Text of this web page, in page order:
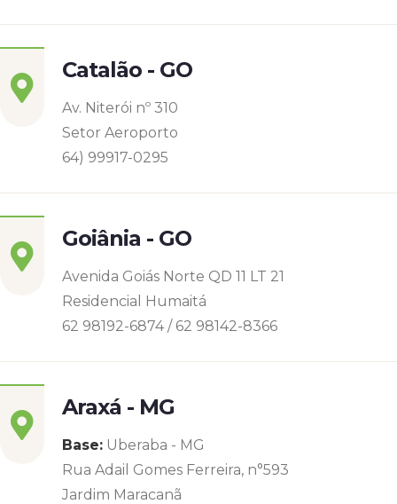
Catalão - GO
Av. Niterói nº 310
Setor Aeroporto
64) 99917-0295
Goiânia - GO
Avenida Goiás Norte QD 11 LT 21
Residencial Humaitá
62 98192-6874 / 62 98142-8366
Araxá - MG
Base: Uberaba - MG
Rua Adail Gomes Ferreira, n°593
Jardim Maracanã